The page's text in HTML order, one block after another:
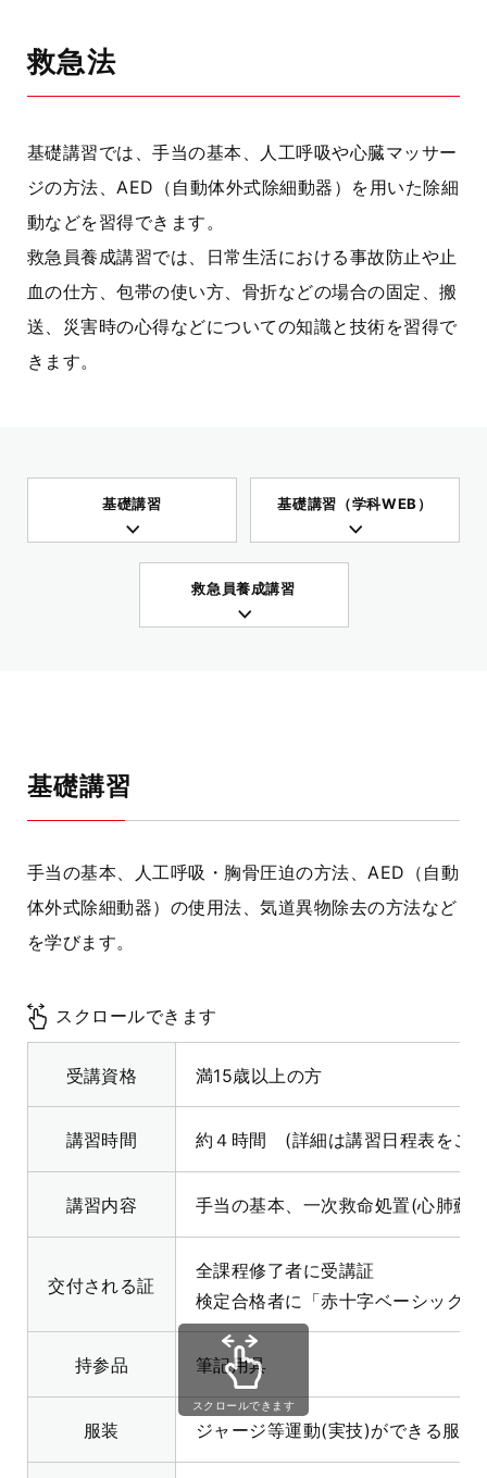
救急法
基礎講習では、手当の基本、人工呼吸や心臓マッサー
ジの方法、AED（自動体外式除細動器）を用いた除細
動などを習得できます。
救急員養成講習では、日常生活における事故防止や止
血の仕方、包帯の使い方、骨折などの場合の固定、搬
送、災害時の心得などについての知識と技術を習得で
きます。
基礎講習 基礎講習（学科WEB）
救急員養成講習
基礎講習
手当の基本、人工呼吸・胸骨圧迫の方法、AED（自動
体外式除細動器）の使用法、気道異物除去の方法など
を学びます。
受講資格 満15歳以上の方
講習時間 約４時間 (詳細は講習日程表をご
講習内容 手当の基本、一次救命処置(心肺蘇
交付される証
全課程修了者に受講証
検定合格者に「赤十字ベーシック
持参品 筆記用具
服装 ジャージ等運動(実技)ができる服装
スクロールできます
スクロールできます